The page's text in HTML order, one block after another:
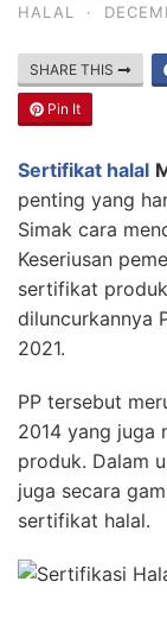
HALAL
·
SHARE THIS
Pin It
Sertifikat halal
penting yang
Simak cara
Keseriusan
sertifikat
diluncurkannya
2021.
PP tersebut
2014 yang juga
produk. Dalam
juga secara
sertifikat halal.